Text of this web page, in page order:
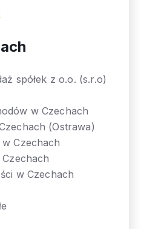
spółek z o.o. (s.r.o)
w Czechach
(Ostrawa)
w Czechach
Czechach
w Czechach